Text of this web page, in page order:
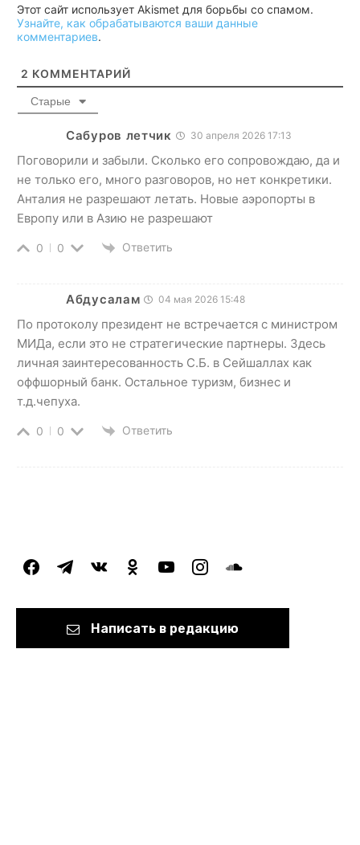
Этот сайт использует Akismet для борьбы со спамом.
Узнайте, как обрабатываются ваши данные
комментариев.
2 КОММЕНТАРИЙ
Старые
Сабуров летчик 30 апреля 2026 17:13
Поговорили и забыли. Сколько его сопровождаю, да и
не только его, много разговоров, но нет конкретики.
Анталия не разрешают летать. Новые аэропорты в
Европу или в Азию не разрешают
0 0 Ответить
Абдусалам 04 мая 2026 15:48
По протоколу президент не встречается с министром
МИДа, если это не стратегические партнеры. Здесь
личная заинтересованность С.Б. в Сейшаллах как
оффшорный банк. Остальное туризм, бизнес и
т.д.чепуха.
0 0 Ответить
facebooktelegramvkontakteodnoklassniki
youtubeinstagramsoundcloud
Написать в редакцию